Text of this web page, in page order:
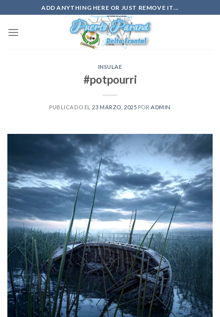
al
contenido
ADD ANYTHING HERE OR JUST REMOVE IT...
INSULAE
#potpourri
PUBLICADO EL 23 MARZO, 2025 POR ADMIN